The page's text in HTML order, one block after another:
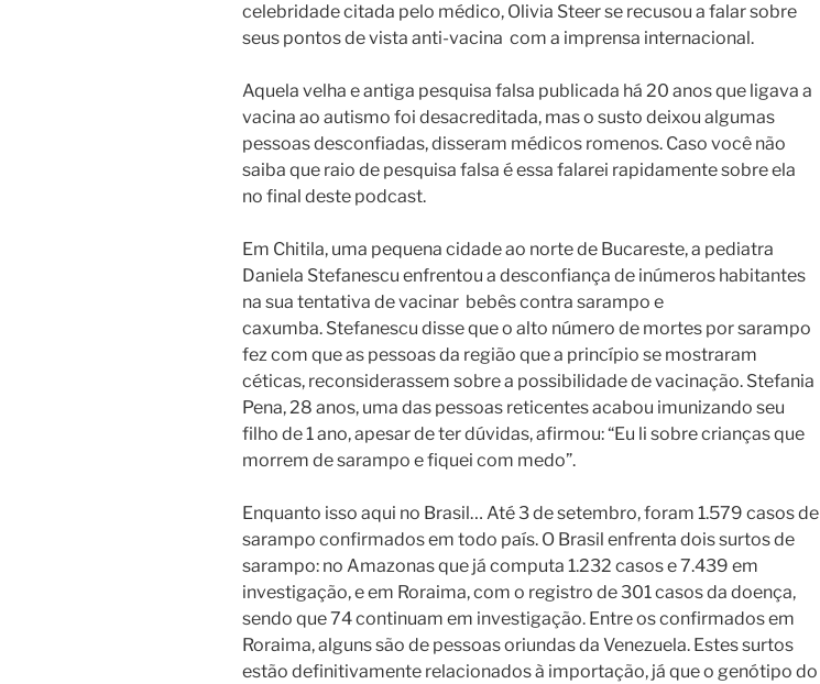
celebridade citada pelo médico, Olivia Steer se recusou a falar sobre
seus pontos de vista anti-vacina com a imprensa internacional.
Aquela velha e antiga pesquisa falsa publicada há 20 anos que ligava a
vacina ao autismo foi desacreditada, mas o susto deixou algumas
pessoas desconfiadas, disseram médicos romenos. Caso você não
saiba que raio de pesquisa falsa é essa falarei rapidamente sobre ela
no final deste podcast.
Em Chitila, uma pequena cidade ao norte de Bucareste, a pediatra
Daniela Stefanescu enfrentou a desconfiança de inúmeros habitantes
na sua tentativa de vacinar bebês contra sarampo e
caxumba. Stefanescu disse que o alto número de mortes por sarampo
fez com que as pessoas da região que a princípio se mostraram
céticas, reconsiderassem sobre a possibilidade de vacinação. Stefania
Pena, 28 anos, uma das pessoas reticentes acabou imunizando seu
filho de 1 ano, apesar de ter dúvidas, afirmou: “Eu li sobre crianças que
morrem de sarampo e fiquei com medo”.
Enquanto isso aqui no Brasil… Até 3 de setembro, foram 1.579 casos de
sarampo confirmados em todo país. O Brasil enfrenta dois surtos de
sarampo: no Amazonas que já computa 1.232 casos e 7.439 em
investigação, e em Roraima, com o registro de 301 casos da doença,
sendo que 74 continuam em investigação. Entre os confirmados em
Roraima, alguns são de pessoas oriundas da Venezuela. Estes surtos
estão definitivamente relacionados à importação, já que o genótipo do